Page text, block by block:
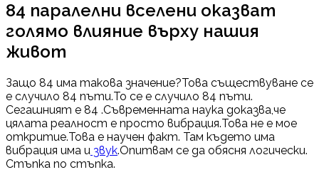
84 паралелни вселени оказват
голямо влияние върху нашия
живот
Защо 84 има такова значение?Това съществуване се
е случило 84 пъти.То се е случило 84 пъти.
Сегашният е 84 .Съвременната наука доказва,че
цялата реалност е просто вибрация.Това не е мое
откритие.Това е научен факт. Там където има
вибрация има и звук.Опитвам се да обясня логически.
Стъпка по стъпка.